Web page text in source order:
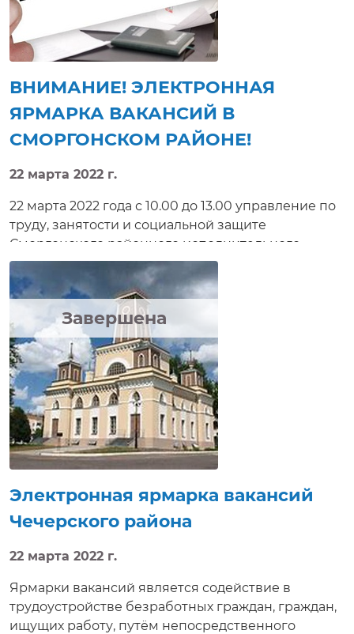
ВНИМАНИЕ! ЭЛЕКТРОННАЯ
ЯРМАРКА ВАКАНСИЙ В
СМОРГОНСКОМ РАЙОНЕ!
22 марта 2022 г.
22 марта 2022 года с 10.00 до 13.00 управление по
труду, занятости и социальной защите
Сморгонского районного исполнительного
комитета проводит электронную ярмарку
вакансий. Соискателям работ будет предложено
ознакомиться с вакансиями, предлагаемыми
нанимателями, условиями труда, а также задать
интересующие вопросы, направить резюме,
получить электронную консультацию,
приглашение на собеседование в режиме
реального времени. Электронная ярмарка
вакансий доступна на сайте http://e-vacancy.by.
Данная электронная услуга предлагается всем
жителям республики и значительно сокращает
период поиска работы.
Завершена
Электронная ярмарка вакансий
Чечерского района
22 марта 2022 г.
Ярмарки вакансий является содействие в
трудоустройстве безработных граждан, граждан,
ищущих работу, путём непосредственного